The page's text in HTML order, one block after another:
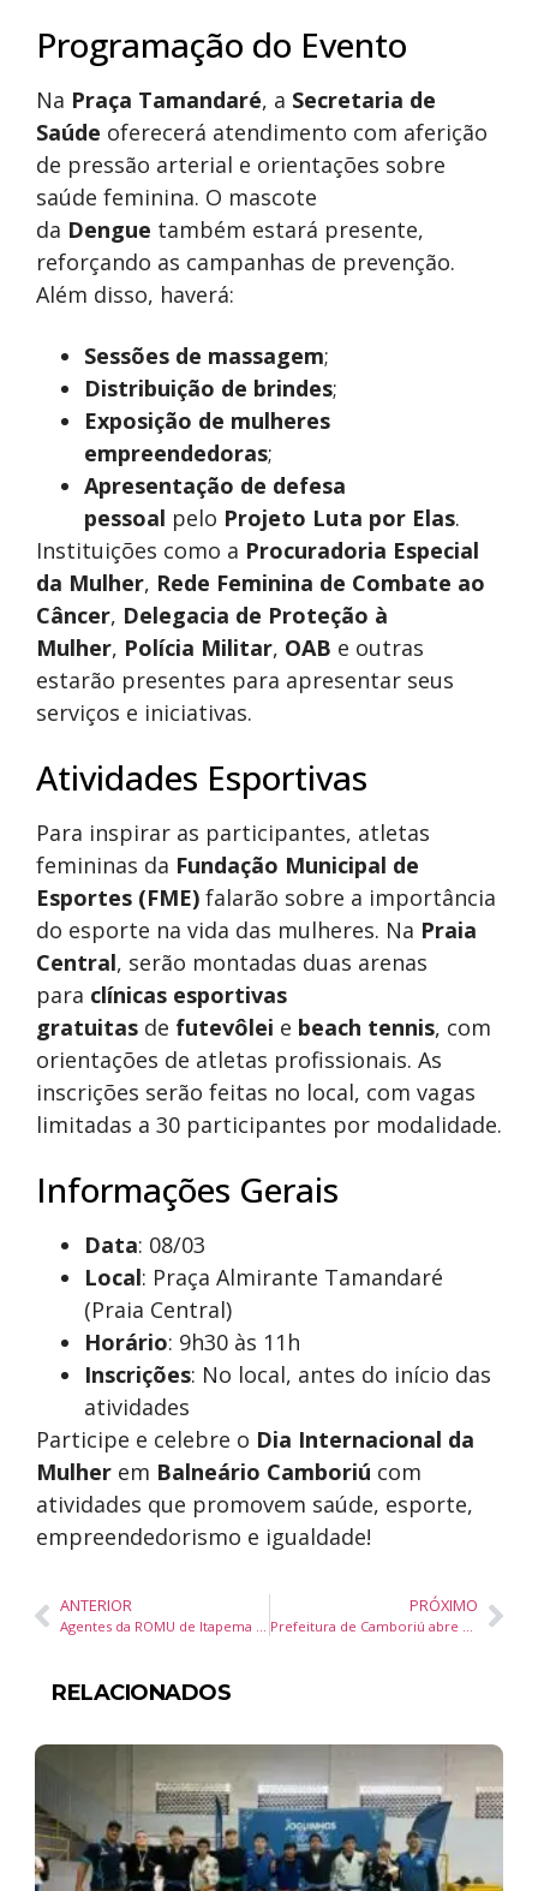
Programação do Evento
Na Praça Tamandaré, a Secretaria de
Saúde oferecerá atendimento com aferição
de pressão arterial e orientações sobre
saúde feminina. O mascote
da Dengue também estará presente,
reforçando as campanhas de prevenção.
Além disso, haverá:
Sessões de massagem;
Distribuição de brindes;
Exposição de mulheres
empreendedoras;
Apresentação de defesa
pessoal pelo Projeto Luta por Elas.
Instituições como a Procuradoria Especial
da Mulher, Rede Feminina de Combate ao
Câncer, Delegacia de Proteção à
Mulher, Polícia Militar, OAB e outras
estarão presentes para apresentar seus
serviços e iniciativas.
Atividades Esportivas
Para inspirar as participantes, atletas
femininas da Fundação Municipal de
Esportes (FME) falarão sobre a importância
do esporte na vida das mulheres. Na Praia
Central, serão montadas duas arenas
para clínicas esportivas
gratuitas de futevôlei e beach tennis, com
orientações de atletas profissionais. As
inscrições serão feitas no local, com vagas
limitadas a 30 participantes por modalidade.
Informações Gerais
Data: 08/03
Local: Praça Almirante Tamandaré
(Praia Central)
Horário: 9h30 às 11h
Inscrições: No local, antes do início das
atividades
Participe e celebre o Dia Internacional da
Mulher em Balneário Camboriú com
atividades que promovem saúde, esporte,
empreendedorismo e igualdade!
ANTERIOR
Agentes da ROMU de Itapema participam de curso de Técnicas de Abordagem – PATAMO na PRF em Florianópolis
PRÓXIMO
Prefeitura de Camboriú abre edital para seleção de grupos para a Festa dos Amigos 2025
RELACIONADOS